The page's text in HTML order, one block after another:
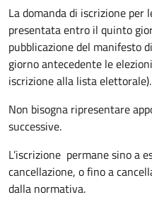
La domanda di iscrizione per
presentata entro il quinto
pubblicazione del manifesto
giorno antecedente le
iscrizione alla lista elettorale).
Non bisogna ripresentare
successive.
L’iscrizione permane sino a
cancellazione, o fino a
dalla normativa.